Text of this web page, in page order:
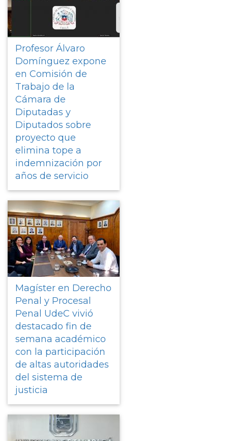
Profesor Álvaro
Domínguez expone
en Comisión de
Trabajo de la
Cámara de
Diputadas y
Diputados sobre
proyecto que
elimina tope a
indemnización por
años de servicio
Magíster en Derecho
Penal y Procesal
Penal UdeC vivió
destacado fin de
semana académico
con la participación
de altas autoridades
del sistema de
justicia